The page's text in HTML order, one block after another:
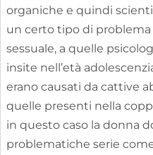
organiche e quindi
un certo tipo di problema
sessuale, a quelle
insite nell’età
erano causati da cattive
quelle presenti nella
in questo caso la donna
problematiche serie